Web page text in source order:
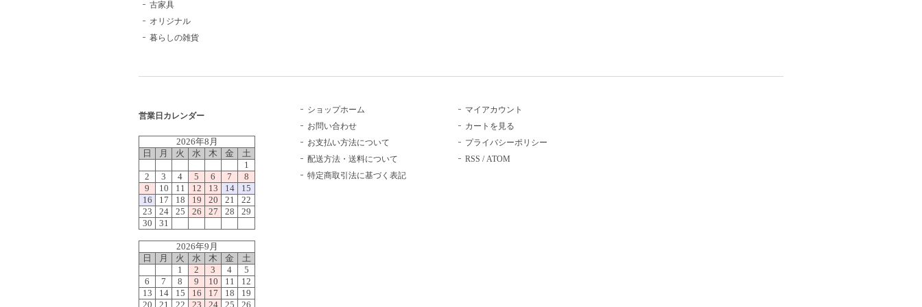
古家具
オリジナル
暮らしの雑貨
営業日カレンダー
2026年8月
日
月 火 水 木 金
土
1
2
3 4 5 6 7
8
9
10 11 12 13 14
15
16
17 18 19 20 21
22
23
24 25 26 27 28
29
30
31
2026年9月
日
月 火 水 木 金
土
1
2 3 4
5
6
7 8 9 10 11
12
13
14 15 16 17 18
19
20
21 22 23 24 25 26
ショップホーム
お問い合わせ
お支払い方法について
配送方法・送料について
特定商取引法に基づく表記
マイアカウント
カートを見る
プライバシーポリシー
RSS /ATOM